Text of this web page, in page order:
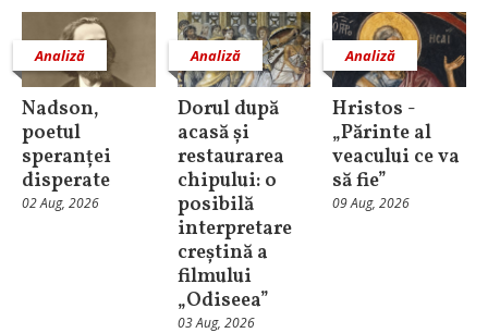
Analiză
Nadson,
poetul
speranței
disperate
02 Aug, 2026
Analiză
Dorul după
acasă și
restaurarea
chipului: o
posibilă
interpretare
creștină a
filmului
„Odiseea”
03 Aug, 2026
Analiză
Hristos -
„Părinte al
veacului ce va
să fie”
09 Aug, 2026